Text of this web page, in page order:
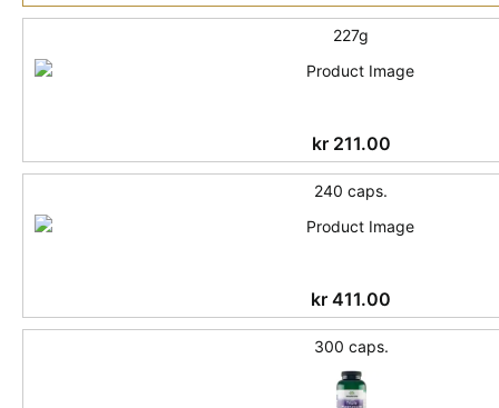
227g
kr211.00
240 caps.
kr 411.00
300 caps.